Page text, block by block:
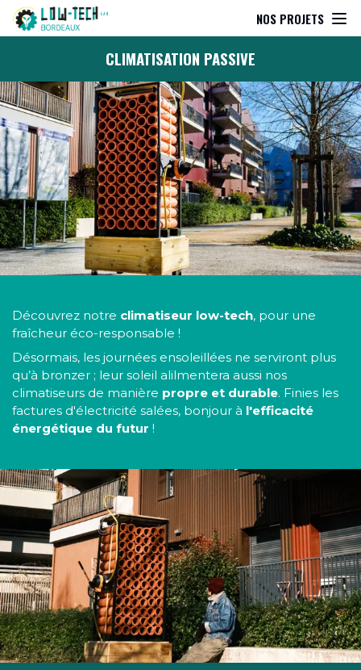
NOS PROJETS
CLIMATISATION PASSIVE
Découvrez notre climatiseur low-tech, pour une
fraîcheur éco-responsable !
Désormais, les journées ensoleillées ne serviront plus
qu’à bronzer ; leur soleil alilmentera aussi nos
climatiseurs de manière propre et durable. Finies les
factures d'électricité salées, bonjour à l'efficacité
énergétique du futur !